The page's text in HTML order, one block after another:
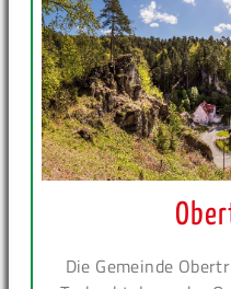
Die Gemeinde